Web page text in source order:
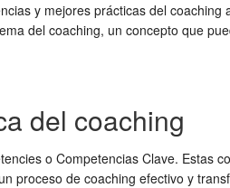
y mejores prácticas del coaching
del coaching, un concepto que
del coaching
o Competencias Clave. Estas
proceso de coaching efectivo y